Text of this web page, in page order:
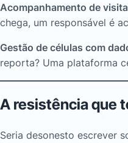
Acompanhamento de
chega, um responsável é
Gestão de células com
reporta? Uma plataforma
A resistência que
Seria desonesto escrever